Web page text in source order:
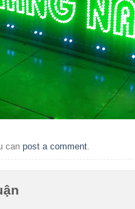
can post a comment.